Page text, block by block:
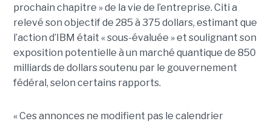
prochain chapitre » de la vie de l’entreprise. Citi a
relevé son objectif de 285 à 375 dollars, estimant que
l’action d’IBM était « sous-évaluée » et soulignant son
exposition potentielle à un marché quantique de 850
milliards de dollars soutenu par le gouvernement
fédéral, selon certains rapports.
« Ces annonces ne modifient pas le calendrier